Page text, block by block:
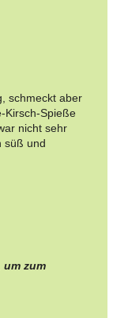
schmeckt aber
Kirsch-Spieße
nicht sehr
süß und
zum